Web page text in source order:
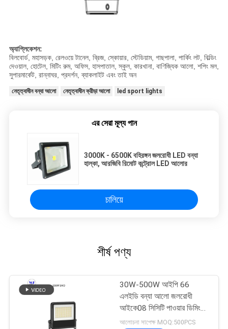
অ্যাপ্লিকেশন:
বিলবোর্ড, মহাসড়ক, রেলওয়ে টানেল, ব্রিজ, স্কোয়ার, স্টেডিয়াম, গাছপালা, পার্কিং লট, বিল্ডিং
দেওয়াল, হোটেল, মিটিং রুম, অফিস, হাসপাতাল, স্কুল, কারখানা, বাণিজ্যিক আলো, শপিং মল,
সুপারমার্কেট, রান্নাঘর, প্রদর্শন, ব্যাকলাইট এবং তাই অন
নেতৃত্বাধীন বন্যা আলো নেতৃত্বাধীন ক্রীড়া আলো led sport lights
এর সেরা মূল্য পান
3000K - 6500K বহিরঙ্গন জলরোধী LED বন্যা
হাল্কা, আরজিবি রিমোট কন্ট্রোল LED আলোর
চালিয়ে
শীর্ষ পণ্য
30W-500W আইপি 66
এলইডি বন্যা আলো জলরোধী
আইকে08 সিসিটি পাওয়ার ডিমিং
আউটডোর ইনডোর জন্য
আলোচনা সাপেক্ষ MOQ:500PCS